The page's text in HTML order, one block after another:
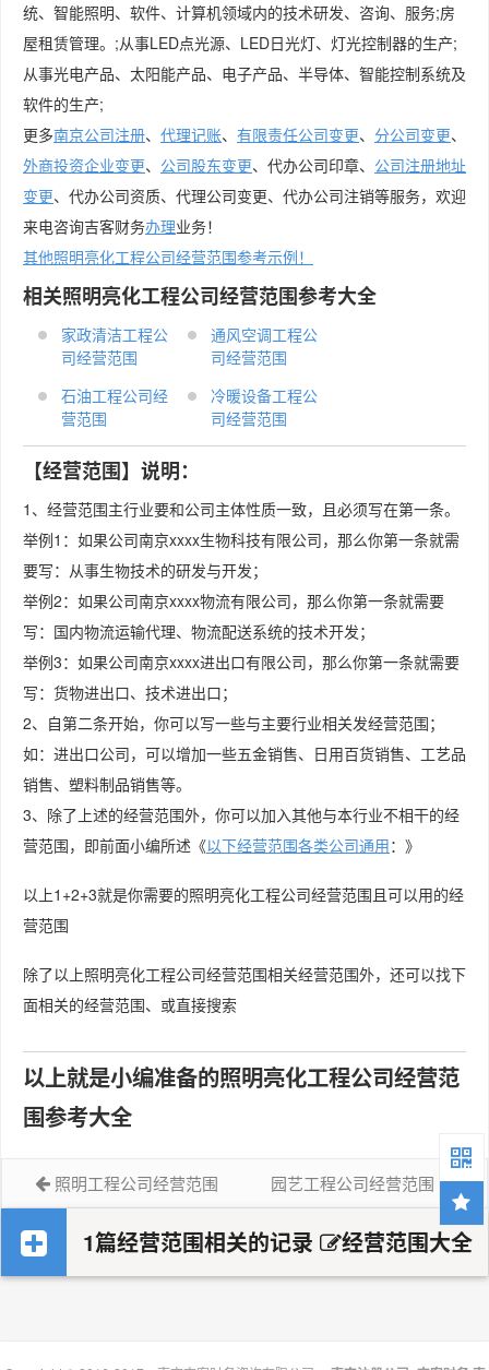
统、智能照明、软件、计算机领域内的技术研发、咨询、服务;房
屋租赁管理。;从事LED点光源、LED日光灯、灯光控制器的生产;
从事光电产品、太阳能产品、电子产品、半导体、智能控制系统及
软件的生产;
更多南京公司注册、 代理记账、 有限责任公司变更、 分公司变更、
外商投资企业变更、 公司股东变更、代办公司印章、 公司注册地址
变更、代办公司资质、代理公司变更、代办公司注销等服务，欢迎
来电咨询吉客财务办理业务！
其他照明亮化工程公司经营范围参考示例！
相关照明亮化工程公司经营范围参考大全
家政清洁工程公
司经营范围
通风空调工程公
司经营范围
石油工程公司经
营范围
冷暖设备工程公
司经营范围
【经营范围】说明：
1、经营范围主行业要和公司主体性质一致，且必须写在第一条。
举例1：如果公司南京xxxx生物科技有限公司，那么你第一条就需
要写：从事生物技术的研发与开发；
举例2：如果公司南京xxxx物流有限公司，那么你第一条就需要
写：国内物流运输代理、物流配送系统的技术开发；
举例3：如果公司南京xxxx进出口有限公司，那么你第一条就需要
写：货物进出口、技术进出口；
2、自第二条开始，你可以写一些与主要行业相关发经营范围；
如：进出口公司，可以增加一些五金销售、日用百货销售、工艺品
销售、塑料制品销售等。
3、除了上述的经营范围外，你可以加入其他与本行业不相干的经
营范围，即前面小编所述《以下经营范围各类公司通用：》
以上1+2+3就是你需要的照明亮化工程公司经营范围且可以用的经
营范围
除了以上照明亮化工程公司经营范围相关经营范围外，还可以找下
面相关的经营范围、或直接搜索
以上就是小编准备的照明亮化工程公司经营范
围参考大全
照明工程公司经营范围 园艺工程公司经营范围
1篇经营范围相关的记录 经营范围大全